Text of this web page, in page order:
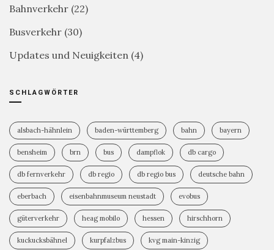
Bahnverkehr (22)
Busverkehr (30)
Updates und Neuigkeiten (4)
SCHLAGWÖRTER
alsbach-hähnlein baden-württemberg bahn bayern
bensheim brn bus dampflok db cargo
db fernverkehr db regio db regio bus deutsche bahn
eberbach eisenbahnmuseum neustadt evobus
güterverkehr heag mobilo hessen hirschhorn
kuckucksbähnel kurpfalzbus kvg main-kinzig